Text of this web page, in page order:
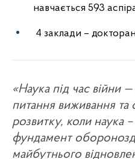
навчається 593
4 заклади –
«Наука під час війни
питання виживання та
розвитку, коли наука
фундамент
майбутнього